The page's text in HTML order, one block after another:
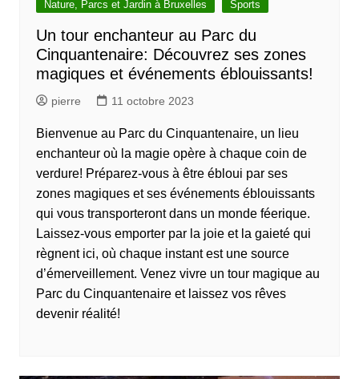
Nature, Parcs et Jardin à Bruxelles
Sports
Un tour enchanteur au Parc du
Cinquantenaire: Découvrez ses zones
magiques et événements éblouissants!
pierre 11 octobre 2023
Bienvenue au Parc du Cinquantenaire, un lieu
enchanteur où la magie opère à chaque coin de
verdure! Préparez-vous à être ébloui par ses
zones magiques et ses événements éblouissants
qui vous transporteront dans un monde féerique.
Laissez-vous emporter par la joie et la gaieté qui
règnent ici, où chaque instant est une source
d’émerveillement. Venez vivre un tour magique au
Parc du Cinquantenaire et laissez vos rêves
devenir réalité!